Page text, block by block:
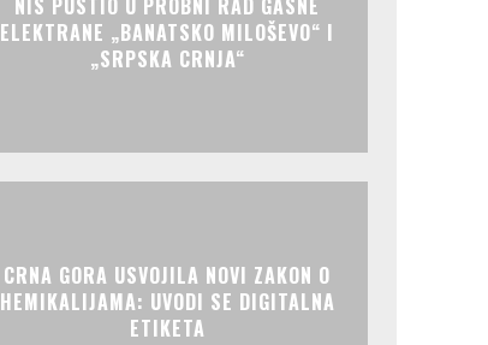
NIS PUSTIO U PROBNI RAD GASNE
ELEKTRANE „BANATSKO MILOŠEVO“ I
„SRPSKA CRNJA“
CRNA GORA USVOJILA NOVI ZAKON O
HEMIKALIJAMA: UVODI SE DIGITALNA
ETIKETA